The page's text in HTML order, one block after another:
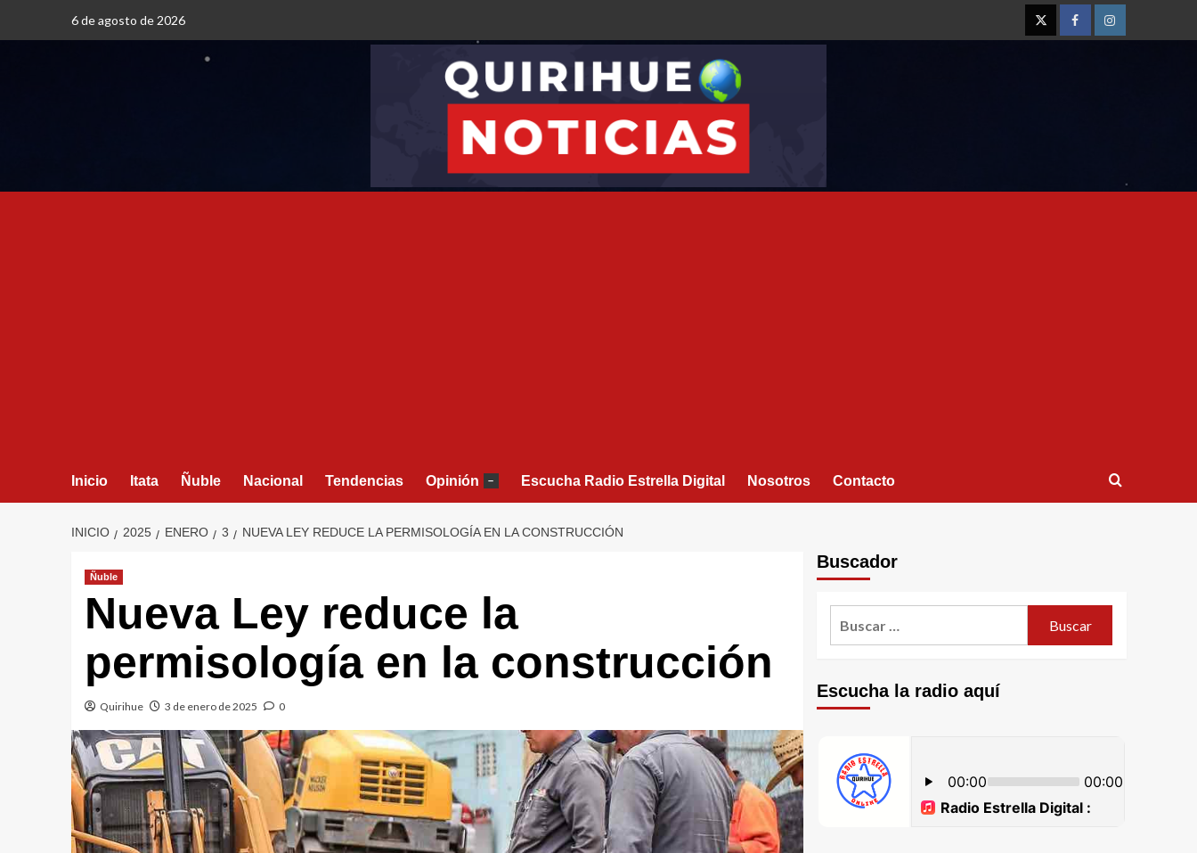
6 de agosto de 2026
Inicio Itata Ñuble Nacional Tendencias Opinión – Escucha Radio Estrella Digital Nosotros Contacto
INICIO 2025 ENERO 3 NUEVA LEY REDUCE LA PERMISOLOGÍA EN LA CONSTRUCCIÓN
Ñuble
Nueva Ley reduce la
permisología en la construcción
Quirihue 3 de enero de 2025 0
Buscador
Escucha la radio aquí